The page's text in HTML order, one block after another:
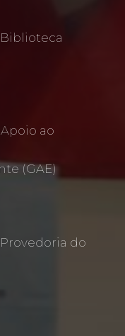
ao
(GAE)
do